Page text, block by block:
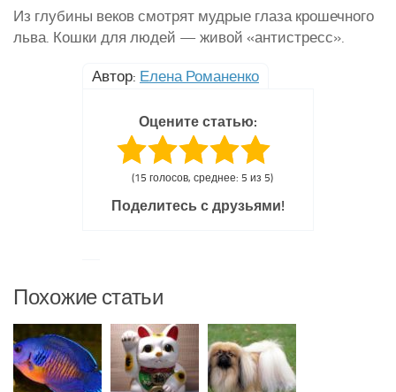
Из глубины веков смотрят мудрые глаза крошечного
льва. Кошки для людей — живой «антистресс».
Автор: Елена Романенко
Оцените статью:
(15 голосов, среднее: 5 из 5)
Поделитесь с друзьями!
Похожие статьи